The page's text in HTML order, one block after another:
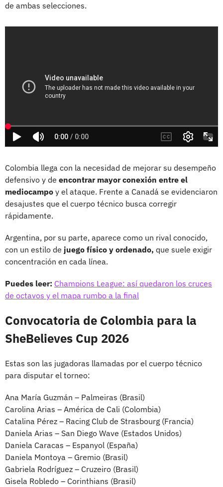
de ambas selecciones.
Colombia llega con la necesidad de mejorar su desempeño
defensivo y de encontrar mayor conexión entre el
mediocampo y el ataque. Frente a Canadá se evidenciaron
desajustes que el cuerpo técnico busca corregir
rápidamente.
Argentina, por su parte, aparece como un rival conocido,
con un estilo de juego físico y ordenado, que suele exigir
concentración en cada línea.
Puedes leer: Champions League: así quedaron los cruces
de octavos y el mapa rumbo a la final
Convocatoria de Colombia para la
SheBelieves Cup 2026
Estas son las jugadoras llamadas por el cuerpo técnico
para disputar el torneo:
Ana María Guzmán – Palmeiras (Brasil)
Carolina Arias – América de Cali (Colombia)
Catalina Pérez – Racing Club de Strasbourg (Francia)
Daniela Arias – San Diego Wave (Estados Unidos)
Daniela Caracas – Espanyol (España)
Daniela Montoya – Gremio (Brasil)
Gabriela Rodríguez – Cruzeiro (Brasil)
Gisela Robledo – Corinthians (Brasil)